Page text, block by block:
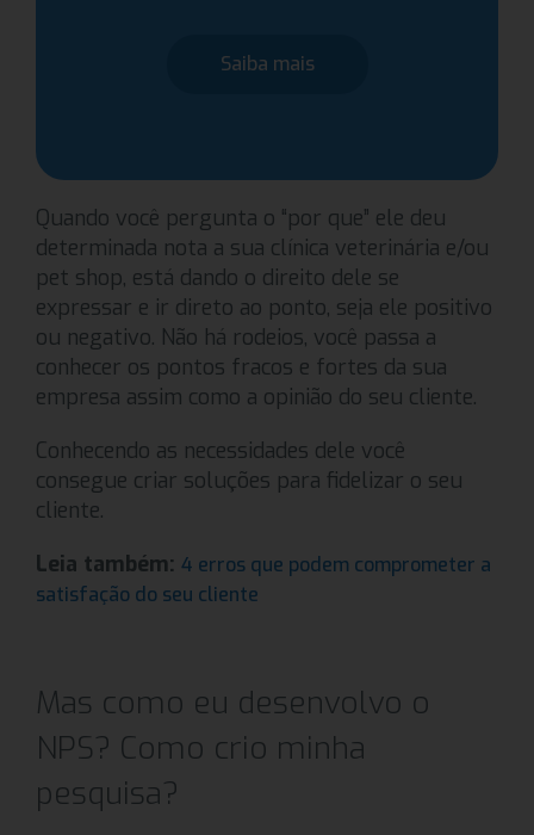
Saiba mais
Quando você pergunta o “por que” ele deu
determinada nota a sua clínica veterinária e/ou
pet shop, está dando o direito dele se
expressar e ir direto ao ponto, seja ele positivo
ou negativo. Não há rodeios, você passa a
conhecer os pontos fracos e fortes da sua
empresa assim como a opinião do seu cliente.
Conhecendo as necessidades dele você
consegue criar soluções para fidelizar o seu
cliente.
Leia também: 4 erros que podem comprometer a
satisfação do seu cliente
Mas como eu desenvolvo o
NPS? Como crio minha
pesquisa?